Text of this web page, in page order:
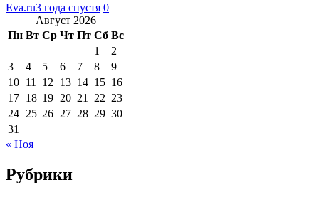
Eva.ru3 года спустя 0
Август 2026
Пн Вт Ср Чт Пт Сб Вс
1
2
3
4 5 6 7 8
9
10 11 12 13 14 15 16
17 18 19 20 21 22 23
24 25 26 27 28 29 30
31
« Ноя
Рубрики